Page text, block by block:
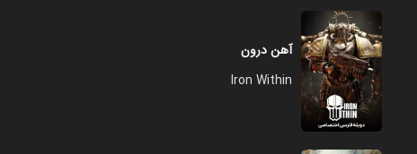
آهن درون
Iron Within